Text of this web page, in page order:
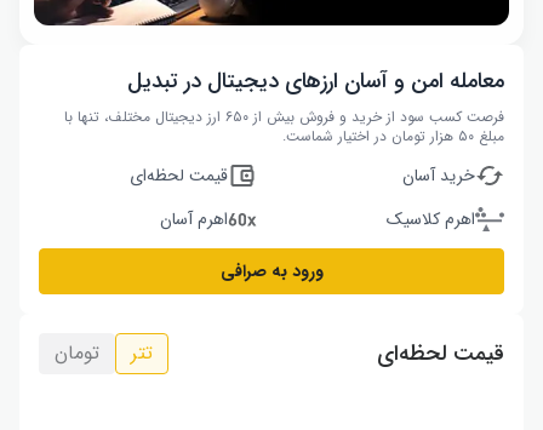
معامله امن و آسان ارزهای دیجیتال در تبدیل
فرصت کسب سود از خرید و فروش بیش از ۶۵۰ ارز دیجیتال مختلف، تنها با
مبلغ ۵۰ هزار تومان در اختیار شماست.
خرید آسان
قیمت لحظه‌ای
اهرم کلاسیک
اهرم آسان
ورود به صرافی
قیمت لحظه‌ای تتر تومان